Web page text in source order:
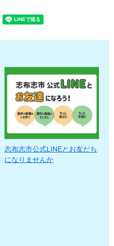
志布志市公式LINEとお友だち
になりませんか